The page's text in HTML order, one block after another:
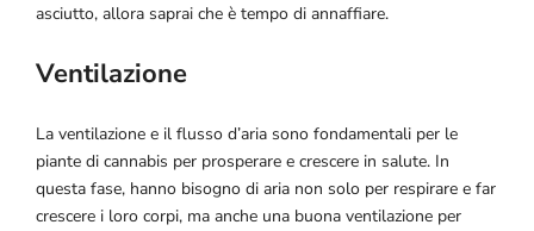
asciutto, allora saprai che è tempo di annaffiare.
Ventilazione
La ventilazione e il flusso d’aria sono fondamentali per le
piante di cannabis per prosperare e crescere in salute. In
questa fase, hanno bisogno di aria non solo per respirare e far
crescere i loro corpi, ma anche una buona ventilazione per